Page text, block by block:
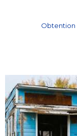
Obtention